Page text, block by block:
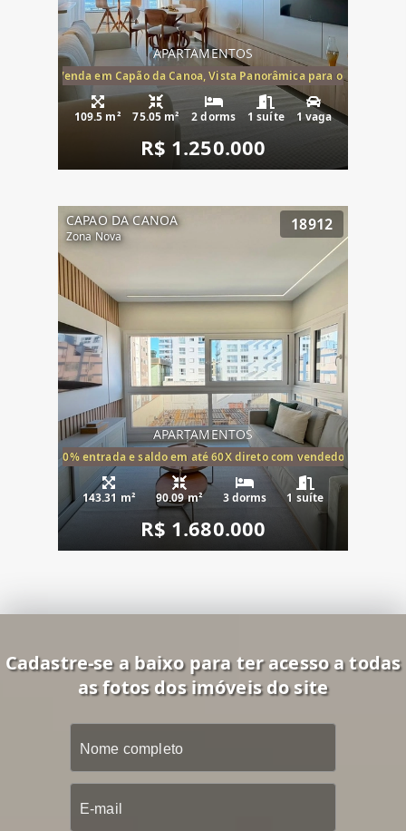
APARTAMENTOS
Mar à Venda em Capão da Canoa, Vista Panorâmica para o Mar, 2
109.5 m² 75.05 m² 2 dorms 1 suíte 1 vaga
R$ 1.250.000
CAPAO DA CANOA
Zona Nova
18912
APARTAMENTOS
20% entrada e saldo em até 60X direto com vendedor
143.31 m² 90.09 m² 3 dorms 1 suíte
R$ 1.680.000
Cadastre-se a baixo para ter acesso a todas
as fotos dos imóveis do site